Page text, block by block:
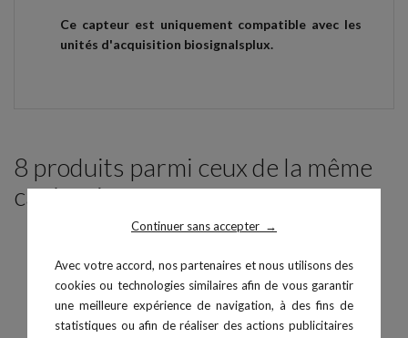
Continuer sans accepter →
Avec votre accord, nos partenaires et nous utilisons des
cookies ou technologies similaires afin de vous garantir
une meilleure expérience de navigation, à des fins de
statistiques ou afin de réaliser des actions publicitaires
Ce capteur est uniquement compatible avec les
unités d'acquisition biosignalsplux.
8 produits parmi ceux de la même
catégorie :